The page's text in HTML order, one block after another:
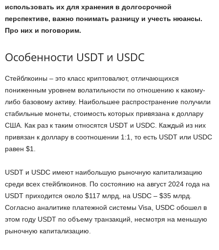
использовать их для хранения в долгосрочной
перспективе, важно понимать разницу и учесть нюансы.
Про них и поговорим.
Особенности USDT и USDC
Стейблкоины – это класс криптовалют, отличающихся
пониженным уровнем волатильности по отношению к какому-
либо базовому активу. Наибольшее распространение получили
стабильные монеты, стоимость которых привязана к доллару
США. Как раз к таким относятся USDT и USDC. Каждый из них
привязан к доллару в соотношении 1:1, то есть USDT или USDC
равен $1.
USDT и USDC имеют наибольшую рыночную капитализацию
среди всех стейблкоинов. По состоянию на август 2024 года на
USDT приходится около $117 млрд, на USDC – $35 млрд.
Согласно аналитике платежной системы Visa, USDC обошел в
этом году USDT по объему транзакций, несмотря на меньшую
рыночную капитализацию.